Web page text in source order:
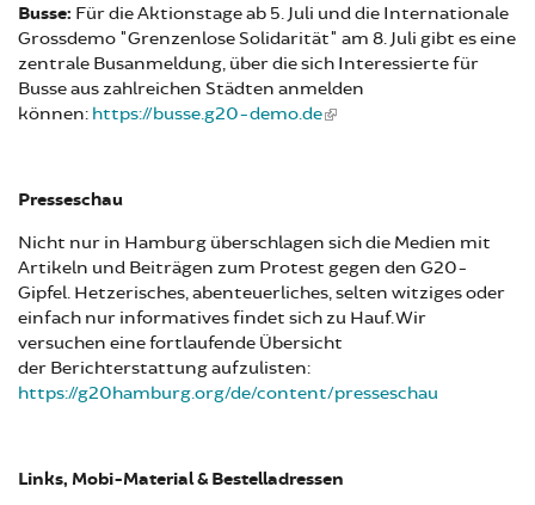
Busse: Für die Aktionstage ab 5. Juli und die Internationale
Grossdemo "Grenzenlose Solidarität" am 8. Juli gibt es eine
zentrale Busanmeldung, über die sich Interessierte für
Busse aus zahlreichen Städten anmelden
können: https://busse.g20-demo.de
Presseschau
Nicht nur in Hamburg überschlagen sich die Medien mit
Artikeln und Beiträgen zum Protest gegen den G20-
Gipfel. Hetzerisches, abenteuerliches, selten witziges oder
einfach nur informatives findet sich zu Hauf. Wir
versuchen eine fortlaufende Übersicht
der Berichterstattung aufzulisten:
https://g20hamburg.org/de/content/presseschau
Links, Mobi-Material & Bestelladressen